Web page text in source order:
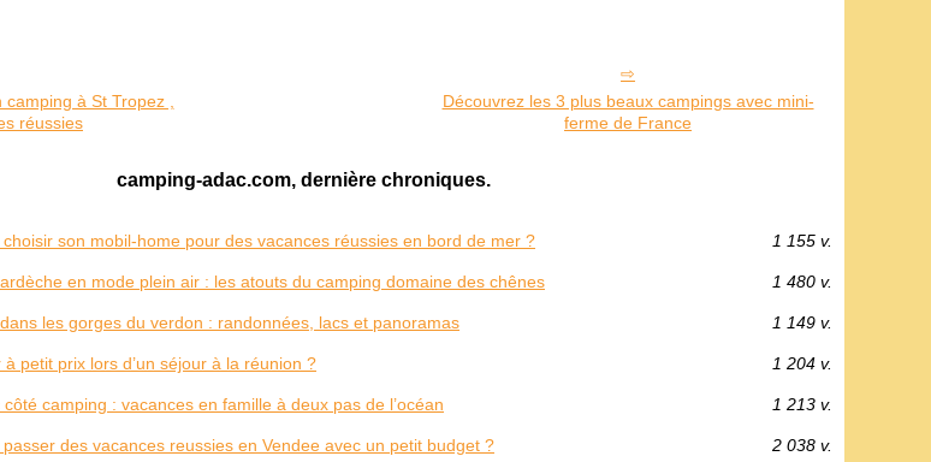
à St Tropez ,
réussies
Découvrez les 3 plus beaux campings avec mini-
ferme de France
camping-adac.com, dernière chroniques.
son mobil-home pour des vacances réussies en bord de mer ? 1 155 v.
en mode plein air : les atouts du camping domaine des chênes 1 480 v.
les gorges du verdon : randonnées, lacs et panoramas 1 149 v.
petit prix lors d’un séjour à la réunion ? 1 204 v.
camping : vacances en famille à deux pas de l’océan 1 213 v.
des vacances reussies en Vendee avec un petit budget ? 2 038 v.